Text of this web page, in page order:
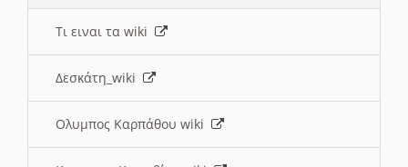
Τι ειναι τα wiki
Δεσκάτη_wiki
Ολυμπος Καρπάθου wiki